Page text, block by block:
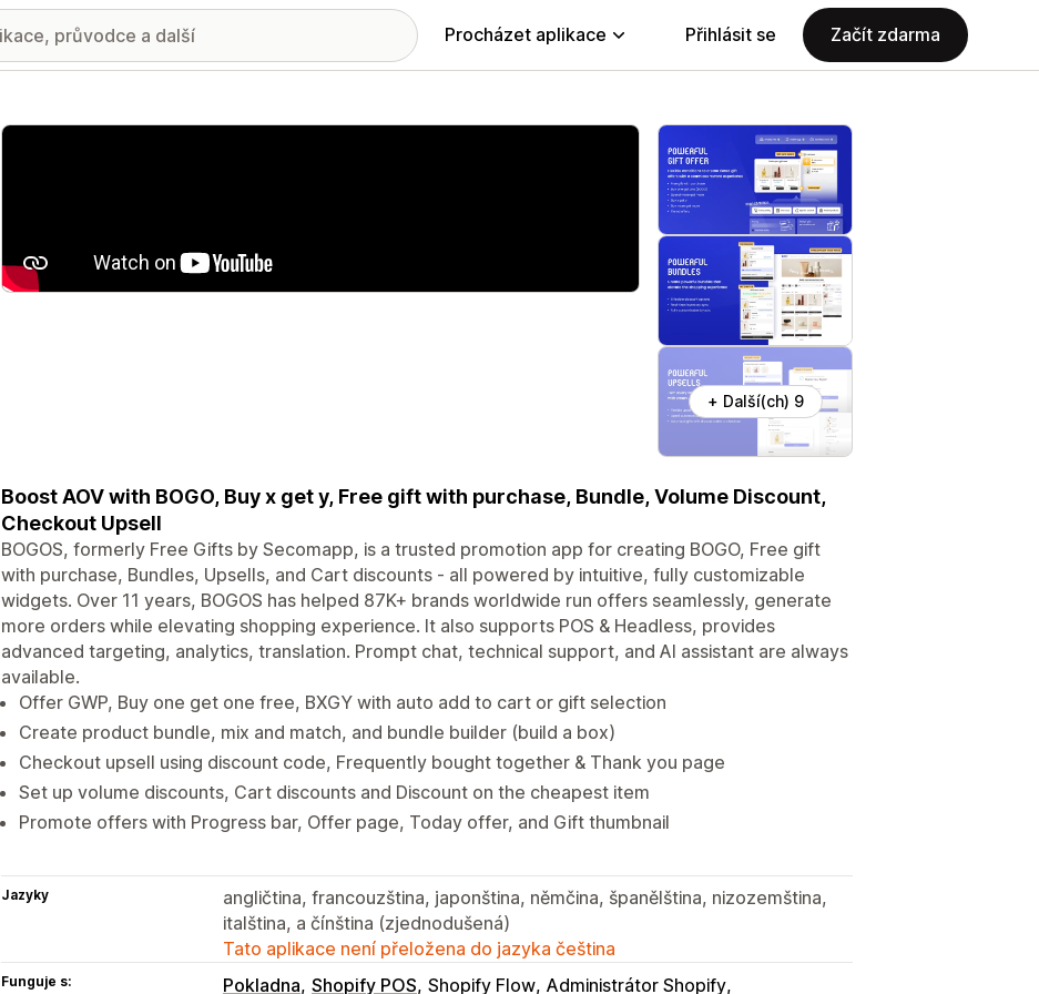
Procházet aplikace Přihlásit se Začít zdarma
Galerie propagovaných obrázků
+ Další(ch) 9
Boost AOV with BOGO, Buy x get y, Free gift with purchase, Bundle, Volume Discount,
Checkout Upsell
BOGOS, formerly Free Gifts by Secomapp, is a trusted promotion app for creating BOGO, Free gift
with purchase, Bundles, Upsells, and Cart discounts - all powered by intuitive, fully customizable
widgets. Over 11 years, BOGOS has helped 87K+ brands worldwide run offers seamlessly, generate
more orders while elevating shopping experience. It also supports POS & Headless, provides
advanced targeting, analytics, translation. Prompt chat, technical support, and AI assistant are always
available.
Offer GWP, Buy one get one free, BXGY with auto add to cart or gift selection
Create product bundle, mix and match, and bundle builder (build a box)
Checkout upsell using discount code, Frequently bought together & Thank you page
Set up volume discounts, Cart discounts and Discount on the cheapest item
Promote offers with Progress bar, Offer page, Today offer, and Gift thumbnail
Jazyky
angličtina, francouzština, japonština, němčina, španělština, nizozemština,
italština, a čínština (zjednodušená)
Tato aplikace není přeložena do jazyka čeština
Funguje s: Pokladna Shopify POS Shopify Flow Administrátor Shopify